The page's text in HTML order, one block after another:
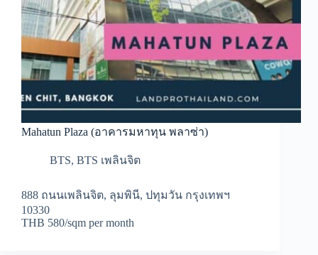
Mahatun Plaza (อาคารมหาทุน พลาซ่า)
BTS, BTS เพลินจิต
888 ถนนเพลินจิต, ลุมพินี, ปทุมวัน กรุงเทพฯ
10330
THB 580/sqm per month